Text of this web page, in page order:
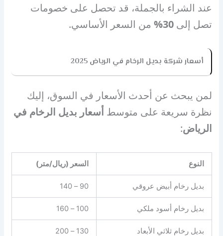
عند الشراء بالجملة، قد تحصل على خصومات
تصل إلى30% من السعر الأساسي.
أسعار شركة بديل الرخام في الرياض 2025
لمن يبحث عن أحدث الأسعار في السوق، إليك
نظرة سريعة على متوسطأسعار بديل الرخام في
الرياض:
النوع السعر (ريال/متر)
بديل رخام أبيض عروقي 90 – 140
بديل رخام أسود ملكي 100 – 160
بديل رخام ثلاثي الأبعاد 130 – 200